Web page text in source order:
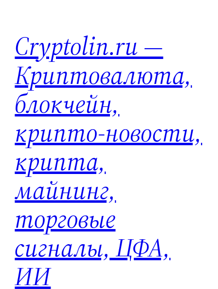
содержимому
Cryptolin.ru —
Криптовалюта,
блокчейн,
крипто-новости,
крипта,
майнинг,
торговые
сигналы, ЦФА,
ИИ